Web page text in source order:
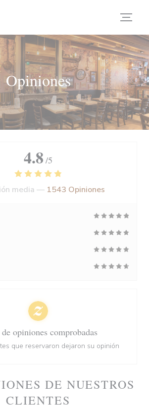
opciones de cookies
Opiniones
DE NUESTROS
CLIENTES
4.8 /5
media — 1543 Opiniones
opiniones comprobadas
que reservaron dejaron su opinión